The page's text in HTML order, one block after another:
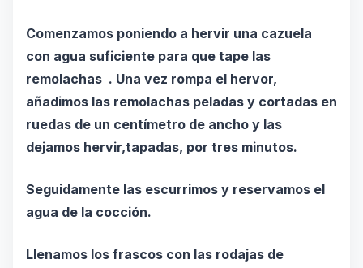
Comenzamos poniendo a hervir una cazuela
con agua suficiente para que tape las
remolachas . Una vez rompa el hervor,
añadimos las remolachas peladas y cortadas en
ruedas de un centímetro de ancho y las
dejamos hervir,tapadas, por tres minutos.
Seguidamente las escurrimos y reservamos el
agua de la cocción.
Llenamos los frascos con las rodajas de